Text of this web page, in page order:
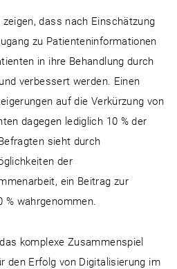
dass nach Einschätzung
zu Patienteninformationen
in ihre Behandlung durch
verbessert werden. Einen
auf die Verkürzung von
dagegen lediglich 10 % der
sieht durch
der
ein Beitrag zur
% wahrgenommen.
komplexe Zusammenspiel
den Erfolg von Digitalisierung im